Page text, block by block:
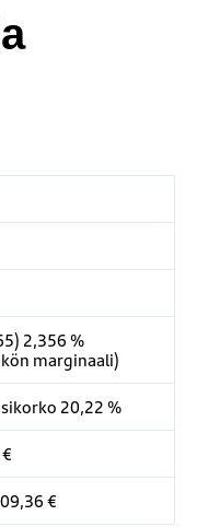
2,356 %
marginaali)
20,22 %
€